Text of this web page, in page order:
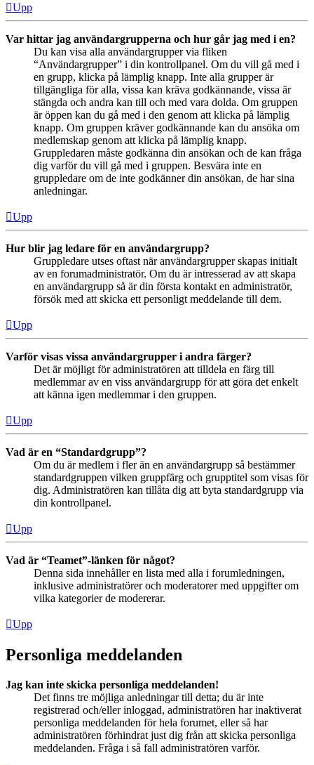
Upp
Var hittar jag användargrupperna och hur går jag med i en?
Du kan visa alla användargrupper via fliken
“Användargrupper” i din kontrollpanel. Om du vill gå med i
en grupp, klicka på lämplig knapp. Inte alla grupper är
tillgängliga för alla, vissa kan kräva godkännande, vissa är
stängda och andra kan till och med vara dolda. Om gruppen
är öppen kan du gå med i den genom att klicka på lämplig
knapp. Om gruppen kräver godkännande kan du ansöka om
medlemskap genom att klicka på lämplig knapp.
Gruppledaren måste godkänna din ansökan och de kan fråga
dig varför du vill gå med i gruppen. Besvära inte en
gruppledare om de inte godkänner din ansökan, de har sina
anledningar.
Upp
Hur blir jag ledare för en användargrupp?
Gruppledare utses oftast när användargrupper skapas initialt
av en forumadministratör. Om du är intresserad av att skapa
en användargrupp så är din första kontakt en administratör,
försök med att skicka ett personligt meddelande till dem.
Upp
Varför visas vissa användargrupper i andra färger?
Det är möjligt för administratören att tilldela en färg till
medlemmar av en viss användargrupp för att göra det enkelt
att känna igen medlemmar i den gruppen.
Upp
Vad är en “Standardgrupp”?
Om du är medlem i fler än en användargrupp så bestämmer
standardgruppen vilken gruppfärg och grupptitel som visas för
dig. Administratören kan tillåta dig att byta standardgrupp via
din kontrollpanel.
Upp
Vad är “Teamet”-länken för något?
Denna sida innehåller en lista med alla i forumledningen,
inklusive administratörer och moderatorer med uppgifter om
vilka kategorier de modererar.
Upp
Personliga meddelanden
Jag kan inte skicka personliga meddelanden!
Det finns tre möjliga anledningar till detta; du är inte
registrerad och/eller inloggad, administratören har inaktiverat
personliga meddelanden för hela forumet, eller så har
administratören förhindrat just dig från att skicka personliga
meddelanden. Fråga i så fall administratören varför.